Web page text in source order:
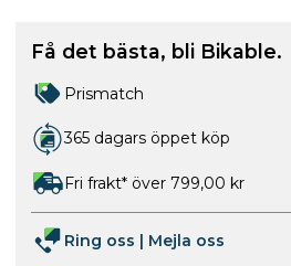
Få det bästa, bli Bikable.
Prismatch
365 dagars öppet köp
Fri frakt* över 799,00 kr
Ring oss | Mejla oss